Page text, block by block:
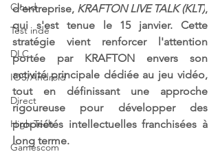
Cloud
Test indé
DLC
IOS/Android
Direct
High Tech
Gamescom
d'entreprise, KRAFTON LIVE TALK (KLT),
qui s'est tenue le 15 janvier. Cette
stratégie vient renforcer l'attention
portée par KRAFTON envers son
activité principale dédiée au jeu vidéo,
tout en définissant une approche
rigoureuse pour développer des
propriétés intellectuelles franchisées à
long terme.